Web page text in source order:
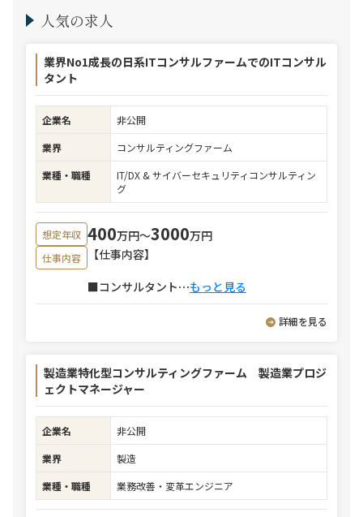
人気の求人
業界No1成長の日系ITコンサルファームでのITコンサル
タント
企業名
非公開
業界
コンサルティングファーム
業種・職種
IT/DX & サイバーセキュリティコンサルティン
グ
想定年収 400万円〜3000万円
仕事内容
【仕事内容】
■コンサルタント⋯もっと見る
詳細を見る
製造業特化型コンサルティングファーム 製造業プロジ
ェクトマネージャー
企業名
非公開
業界
製造
業種・職種
業務改善・変革エンジニア